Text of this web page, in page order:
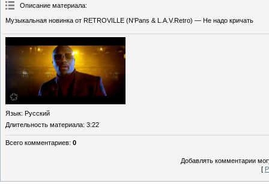
Описание материала:
Музыкальная новинка от RETROVILLE (N'Pans & L.A.V.Retro) — Не надо кричать
Язык: Русский
Длительность материала: 3:22
Всего комментариев: 0
Добавлять комментарии
[